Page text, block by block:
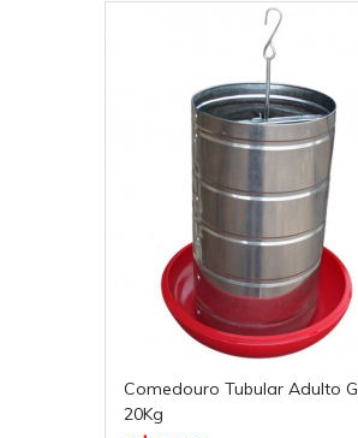
Comedouro Tubular Adulto GRT
20Kg